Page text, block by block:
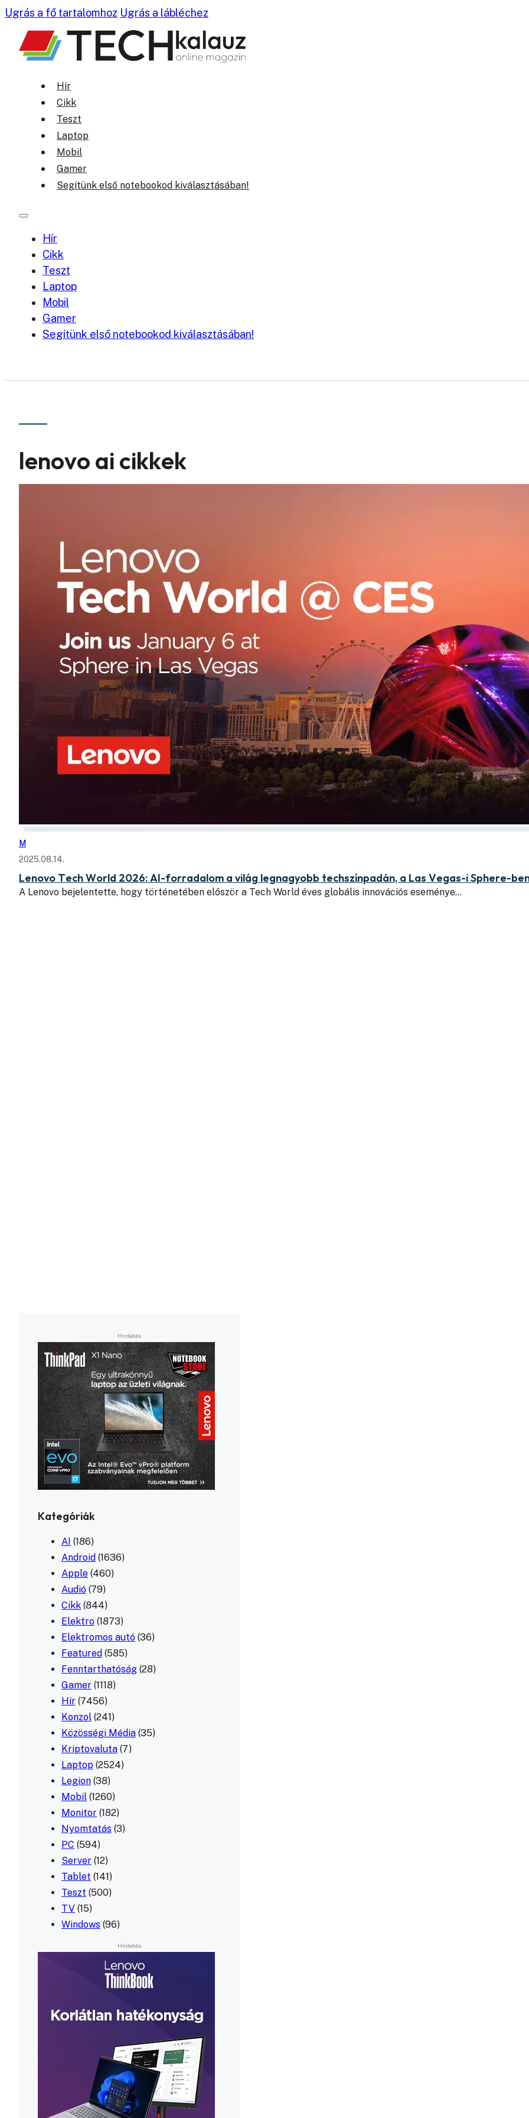
Ugrás a fő tartalomhoz Ugrás a lábléchez
Hír
Cikk
Teszt
Laptop
Mobil
Gamer
Segítünk első notebookod kiválasztásában!
Hír
Cikk
Teszt
Laptop
Mobil
Gamer
Segítünk első notebookod kiválasztásában!
lenovo ai cikkek
M
2025.08.14.
Lenovo Tech World 2026: AI-forradalom a világ legnagyobb techszínpadán, a Las Vegas-i Sphere-
A Lenovo bejelentette, hogy történetében először a Tech World éves globális innovációs eseménye…
Kategóriák
AI (186)
Android (1636)
Apple (460)
Audió (79)
Cikk (844)
Elektro (1873)
Elektromos autó (36)
Featured (585)
Fenntarthatóság (28)
Gamer (1118)
Hír (7456)
Konzol (241)
Közösségi Média (35)
Kriptovaluta (7)
Laptop (2524)
Legion (38)
Mobil (1260)
Monitor (182)
Nyomtatás (3)
PC (594)
Server (12)
Tablet (141)
Teszt (500)
TV (15)
Windows (96)